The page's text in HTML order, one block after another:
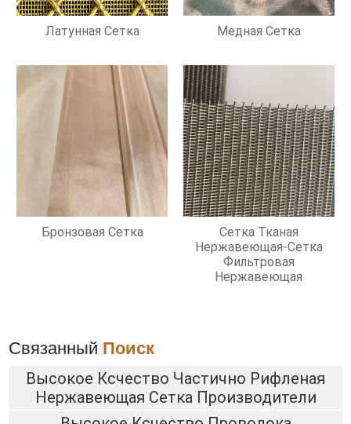
Латунная Сетка Медная Сетка
Бронзовая Сетка
Сетка Тканая
Нержавеющая-Сетка
Фильтровая
Нержавеющая
Связанный Поиск
Высокое Ксчество Частично Рифленая
Нержавеющая Сетка Производители